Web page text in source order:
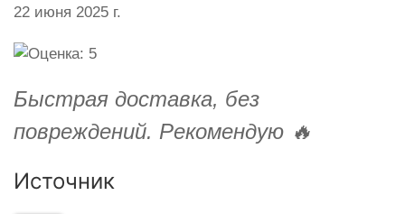
22 июня 2025 г.
Быстрая доставка, без
повреждений. Рекомендую 🔥
Источник